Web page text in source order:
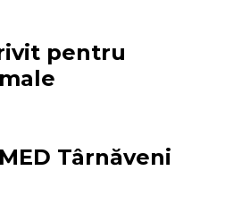
pentru
Târnăveni